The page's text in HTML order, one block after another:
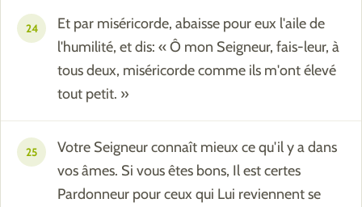
24
Et par miséricorde, abaisse pour eux l'aile de
l'humilité, et dis: « Ô mon Seigneur, fais-leur, à
tous deux, miséricorde comme ils m'ont élevé
tout petit. »
25
Votre Seigneur connaît mieux ce qu'il y a dans
vos âmes. Si vous êtes bons, Il est certes
Pardonneur pour ceux qui Lui reviennent se